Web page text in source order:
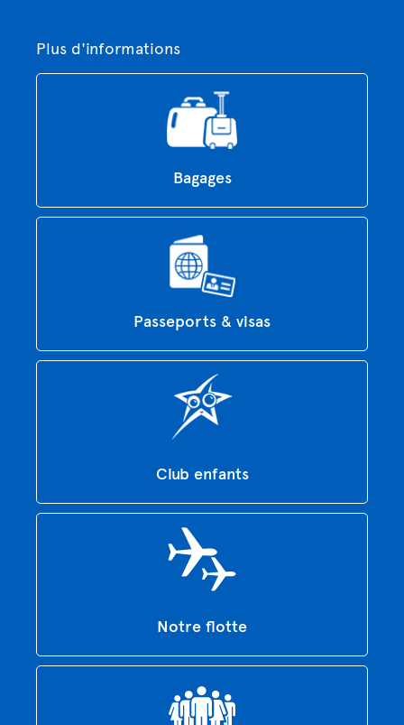
Plus d'informations
Bagages
Passeports & visas
Club enfants
Notre flotte